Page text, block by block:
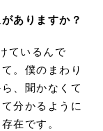
ありますか？
ているんで
。僕のまわり
、聞かなくて
分かるように
在です。